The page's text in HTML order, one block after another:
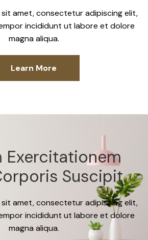
amet, consectetur adipiscing elit,
incididunt ut labore et dolore
magna aliqua.
Learn More
Exercitationem
Suscipit
amet, consectetur adipiscing elit,
incididunt ut labore et dolore
magna aliqua.